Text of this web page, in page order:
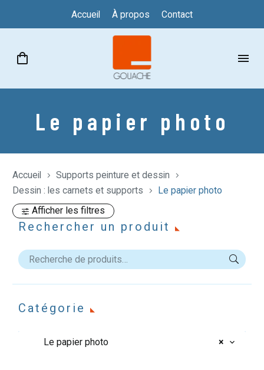
Accueil À propos Contact
Le papier photo
Accueil
Supports peinture et dessin
Dessin : les carnets et supports
Le papier photo
Afficher les filtres
Rechercher un produit
Catégorie
×
Le papier photo